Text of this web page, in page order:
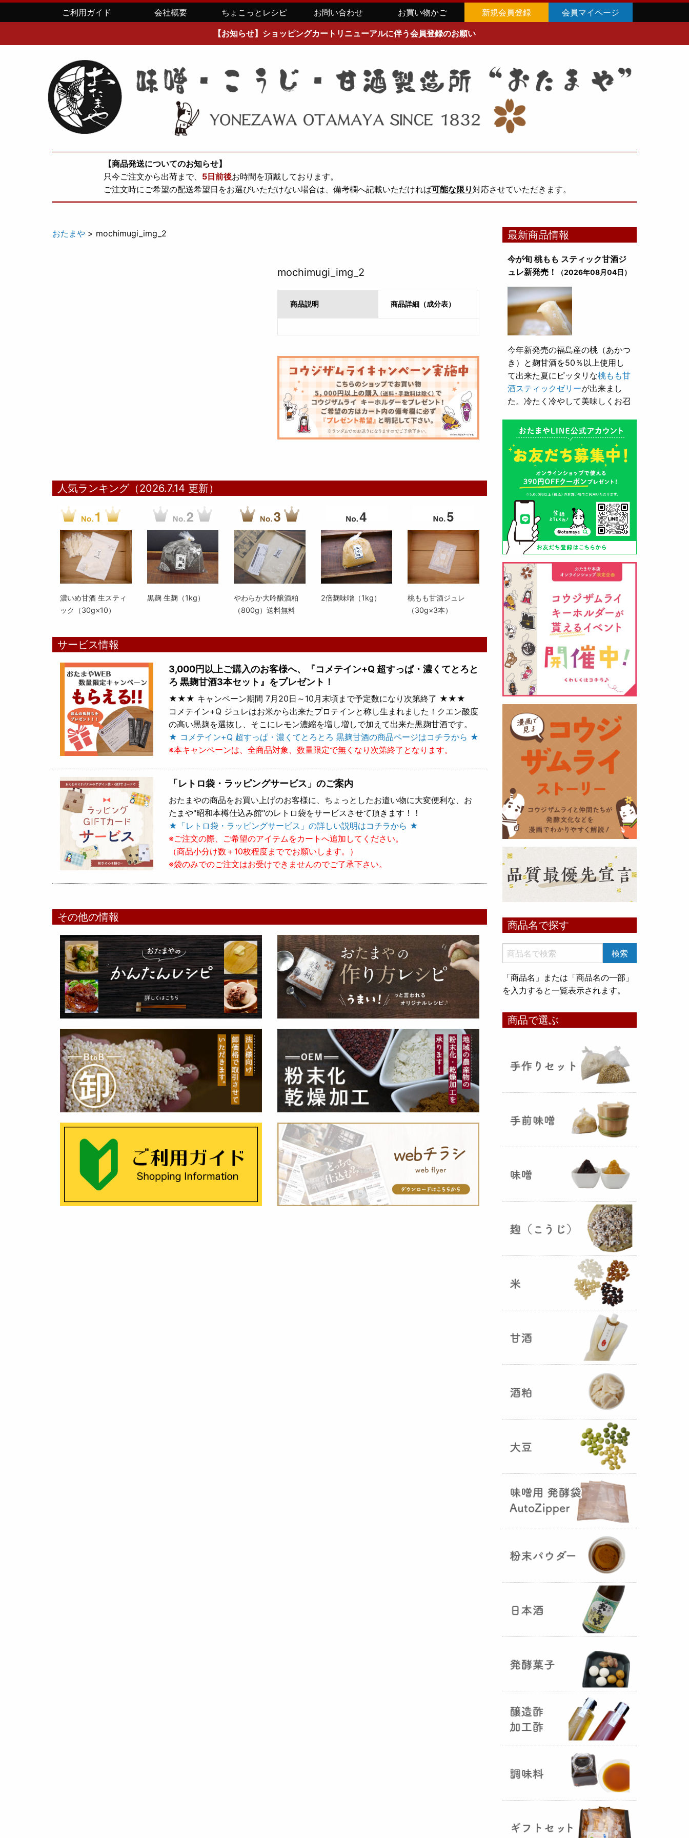
ご利用ガイド 会社概要 ちょこっとレシピ お問い合わせ お買い物かご 新規会員登録 会員マイページ
【お知らせ】ショッピングカートリニューアルに伴う会員登録のお願い
【商品発送についてのお知らせ】
只今ご注文から出荷まで、 5日前後お時間を頂戴しております。
ご注文時にご希望の配送希望日をお選びいただけない場合は、備考欄へ記載いただければ可能な限り対応させていただきます。
おたまや > mochimugi_img_2
mochimugi_img_2
商品説明 商品詳細（成分表）
人気ランキング（2026.7.14 更新）
濃いめ甘酒 生スティ
ック（30g×10）
黒麹 生麹（1kg）
やわらか大吟醸酒粕
（800g）送料無料
2倍麹味噌（1kg）
桃もも甘酒ジュレ
（30g×3本）
サービス情報
3,000円以上ご購入のお客様へ、『コメテイン+Q 超すっぱ・濃くてとろと
ろ 黒麹甘酒3本セット』をプレゼント！
★★★ キャンペーン期間 7月20日～10月末頃まで予定数になり次第終了 ★★★
コメテイン+Q ジュレはお米から出来たプロテインと称し生まれました！クエン酸度
の高い黒麹を選抜し、そこにレモン濃縮を増し増しで加えて出来た黒麹甘酒です。
★ コメテイン+Q 超すっぱ・濃くてとろとろ 黒麹甘酒の商品ページはコチラから ★
※本キャンペーンは、全商品対象、数量限定で無くなり次第終了となります。
「レトロ袋・ラッピングサービス」のご案内
おたまやの商品をお買い上げのお客様に、ちょっとしたお遣い物に大変便利な、お
たまや"昭和本樽仕込み館"のレトロ袋をサービスさせて頂きます！！
★「レトロ袋・ラッピングサービス」の詳しい説明はコチラから ★
※ご注文の際、ご希望のアイテムをカートへ追加してください。
（商品小分け数＋10枚程度まででお願いします。）
※袋のみでのご注文はお受けできませんのでご了承下さい。
その他の情報
最新商品情報
今が旬 桃もも スティック甘酒ジ
ュレ新発売！
（2026年08月04日）
今年新発売の福島産の桃（あかつ
き）と麹甘酒を50％以上使用し
て出来た夏にピッタリな桃もも甘
酒スティックゼリーが出来まし
た。冷たく冷やして美味しくお召
とろり漬け込み用酒粕が新発売！
（2026年05月10日）
山形酒蔵の今期新粕を低温でじっ
くりと熟成させて、とろり漬け込
まみをしっかりと引き出して出来
ました。野菜、お魚、お肉等の漬
け込みにどうぞ・・・
クロ黒麹甘酒 スティック新発売
（2026年03月08日）
黒麹の天然クエン酸で運動の為に
最大の機能を発揮出来るよう開発
しました。少しゆるく仕上がりま
したので初回ロット8,000本程度
を訳あり価格で提供します。品質
や栄養価には問題ありませんので
お早めにどうぞ・・・
甘酒 生スティック新発売！
（2025年11月11日）
いめ甘酒 30g』と『オートミー
プをリリース致しました。何処へ
でも持ち運びが出来て、非常に便
利です！
た！（2025年08月12日）
お米5kg貯蔵用アルミ袋が完
成しました！完全オリジナルで特
別な仕様でお米の美味しさをその
ままキープ！酸化防止と長期保存
を可能にしました！
山形さくらんぼ甘酒ゼリー発売
山形のさくらんぼをペーストにし
て、当店の生甘酒と合わせフレッ
シュな酸味の効いたさくらんぼ甘
が出来まし
た。
おたまやジャン 辛味噌発売！
5つの素材だけで出来た辛味
おたまやジャ
』が登場しました！そのままで
も、薬味や調味料を足しても利用
できます。
（2025年02月
国産（熊本産）の大麦に白麹菌を
つけて丁寧に培養して『大麦白
』が完成しました！大麦麹から
の旨みと、白麹から生成される天
然のクエン酸（酸味）が良き製品
を創出してくれることです。塩麹
作りや米麹や大麦麹とブレンドし
ての味噌作りなど、次の食のステ
ージに・・・
R6年 クロ黒麹が出来ました
♪（2025年01月15日）
商品名で探す
「商品名」または「商品名の一部」
を入力すると一覧表示されます。
商品で選ぶ